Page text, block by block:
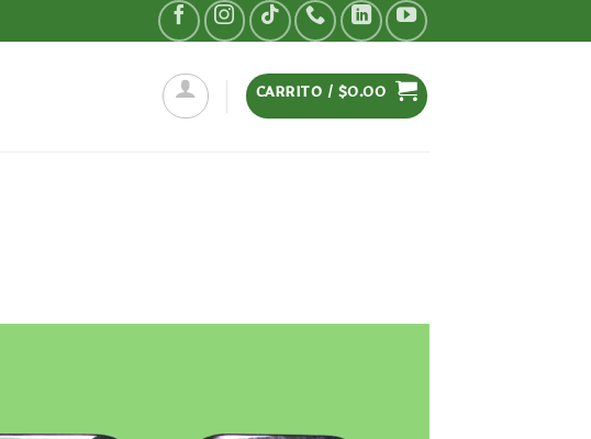
CARRITO / $0.00